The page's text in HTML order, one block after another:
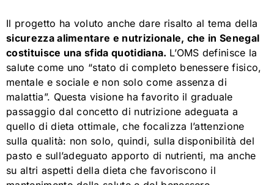
Il progetto ha voluto anche dare risalto al tema della
sicurezza alimentare e nutrizionale, che in Senegal
costituisce una sfida quotidiana. L’OMS definisce la
salute come uno “stato di completo benessere fisico,
mentale e sociale e non solo come assenza di
malattia”. Questa visione ha favorito il graduale
passaggio dal concetto di nutrizione adeguata a
quello di dieta ottimale, che focalizza l’attenzione
sulla qualità: non solo, quindi, sulla disponibilità del
pasto e sull’adeguato apporto di nutrienti, ma anche
su altri aspetti della dieta che favoriscono il